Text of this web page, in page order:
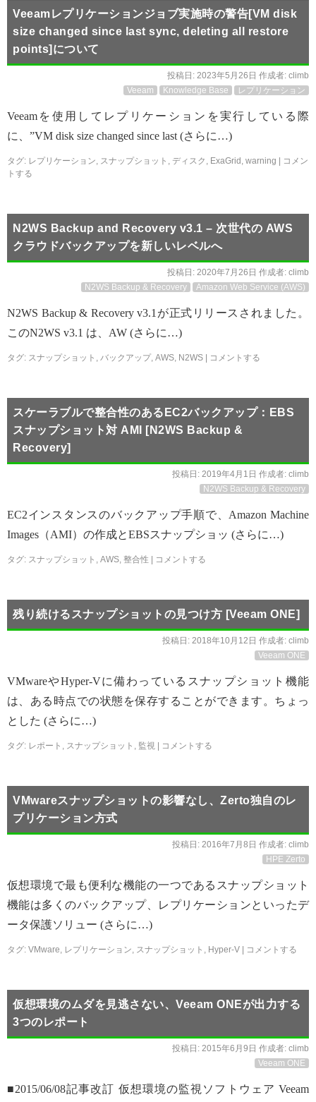
Veeamレプリケーションジョブ実施時の警告[VM disk
size changed since last sync, deleting all restore
points]について
投稿日: 2023年5月26日 作成者: climb
Veeam
Knowledge Base レプリケーション
Veeamを使用してレプリケーションを実行している際
に、”VM disk size changed since last (さらに…)
タグ: レプリケーション, スナップショット , ディスク , ExaGrid , warning
コメン
トする
N2WS Backup and Recovery v3.1 – 次世代の AWS
クラウドバックアップを新しいレベルへ
投稿日: 2020年7月26日 作成者: climb
N2WS Backup & Recovery
Amazon Web Service (AWS)
N2WS Backup & Recovery v3.1が正式リリースされました。
このN2WS v3.1 は、AW (さらに…)
タグ: スナップショット , バックアップ, AWS, N2WS コメントする
スケーラブルで整合性のあるEC2バックアップ：EBS
スナップショット対 AMI [N2WS Backup &
Recovery]
投稿日: 2019年4月1日 作成者: climb
N2WS Backup & Recovery
EC2インスタンスのバックアップ手順で、Amazon Machine
Images（AMI）の作成とEBSスナップショッ (さらに…)
タグ: スナップショット , AWS, 整合性 コメントする
残り続けるスナップショットの見つけ方 [Veeam ONE]
投稿日: 2018年10月12日 作成者: climb
Veeam ONE
VMwareやHyper-Vに備わっているスナップショット機能
は、ある時点での状態を保存することができます。ちょっ
とした (さらに…)
タグ: レポート , スナップショット , 監視 コメントする
VMwareスナップショットの影響なし、Zerto独自のレ
プリケーション方式
投稿日: 2016年7月8日 作成者: climb
HPE Zerto
仮想環境で最も便利な機能の一つであるスナップショット
機能は多くのバックアップ、レプリケーションといったデ
ータ保護ソリュー (さらに…)
タグ: VMware, レプリケーション, スナップショット , Hyper-V コメントする
仮想環境のムダを見逃さない、Veeam ONEが出力する
3つのレポート
投稿日: 2015年6月9日 作成者: climb
Veeam ONE
■2015/06/08記事改訂 仮想環境の監視ソフトウェア Veeam